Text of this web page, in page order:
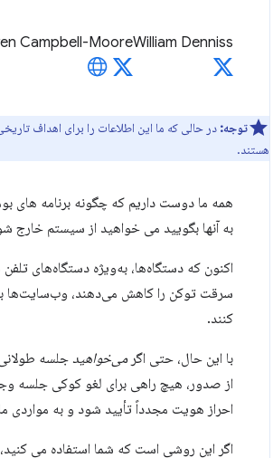
William Denniss
Campbell-Moore
توجه: در حالی که ما این اطلاعات را برای اهداف
هستند.
همه ما دوست داریم که چگونه برنامه های
به آنها بگویید می خواهید از سیستم خارج
سرقت توکن را کاهش می‌دهند، وب‌سایت‌ها
کنند.
با این حال، حتی اگر می‌خواهید جلسه
از صدور، هیچ راهی برای لغو کوکی جلسه
احراز هویت مجدداً تأیید شود و به مواردی
اگر این روشی است که شما استفاده می